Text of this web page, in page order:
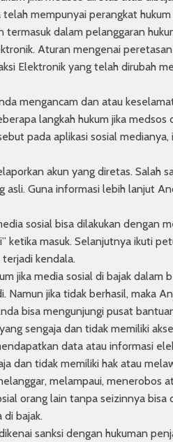
mempunyai perangkat
dalam pelanggaran
Aturan mengenai
Elektronik yang telah dirubah
mengancam dan atau
langkah hukum jika medsos
pada aplikasi sosial medianya,
akun yang diretas. Salah
Guna informasi lebih lanjut
sosial bisa dilakukan dengan
ketika masuk. Selanjutnya ikuti
kendala.
jika media sosial di bajak dalam
jika tidak berhasil, maka
bisa mengunjungi pusat
sengaja dan tidak memiliki
data atau informasi
dan tidak memiliki hak atau
melampaui, menerobos
orang lain tanpa seizinnya bisa
di bajak.
sanksi dengan hukuman